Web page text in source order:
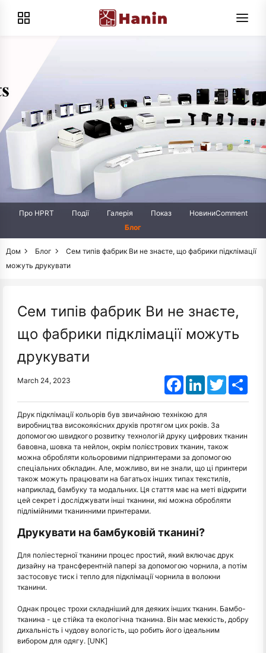
Про HPRT Події Галерія Показ
НовиниComment
Блог
Дом Блог
Сем типів фабрик Ви не знаєте, що фабрики підклімації
можуть друкувати
Сем типів фабрик Ви не знаєте,
що фабрики підклімації можуть
друкувати
March 24, 2023 FacebookLinkedInTwitter
Друк підклімації кольорів був звичайною технікою для
виробництва високоякісних друків протягом цих років. За
допомогою швидкого розвитку технологій друку цифрових тканин
бавовна, шовка та нейлон, окрім полієстрових тканин, також
можна обробляти кольоровими підпринтерами за допомогою
спеціальних обкладин. Але, можливо, ви не знали, що ці принтери
також можуть працювати на багатьох інших типах текстилів,
наприклад, бамбуку та модальних. Ця стаття має на меті відкрити
цей секрет і досліджувати інші тканини, які можна обробляти
підлімійними тканинними принтерами.
Друкувати на бамбуковій тканині?
Для поліестерної тканини процес простий, який включає друк
дизайну на трансферентній папері за допомогою чорнила, а потім
застосовує тиск і тепло для підклімації чорнила в волокни
тканини.
Однак процес трохи складніший для деяких інших тканин. Бамбо-
тканина - це стійка та екологічна тканина. Він має меккість, добру
дихальність і чудову вологість, що робить його ідеальним
вибором для одягу. [UNK]